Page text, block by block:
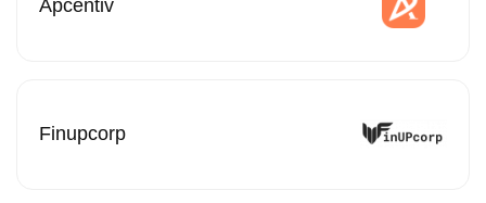
Apcentiv
Finupcorp